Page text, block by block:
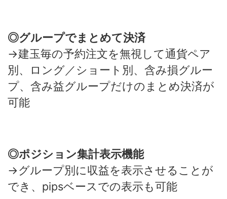
◎グループでまとめて決済
→建玉毎の予約注文を無視して通貨ペア
別、ロング／ショート別、含み損グルー
プ、含み益グループだけのまとめ決済が
可能
◎ポジション集計表示機能
→グループ別に収益を表示させることが
でき、pipsベースでの表示も可能